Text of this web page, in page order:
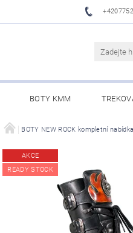
BOTY KMM
WESTERNOVÁ OBUV
BOTY NEW ROCK kompletní nabídka
AKCE
READY STOCK